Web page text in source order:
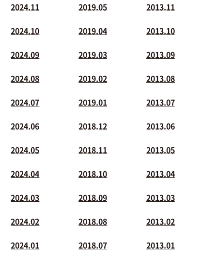
2024.11
2024.10
2024.09
2024.08
2024.07
2024.06
2024.05
2024.04
2024.03
2024.02
2024.01
2019.05
2019.04
2019.03
2019.02
2019.01
2018.12
2018.11
2018.10
2018.09
2018.08
2018.07
2013.11
2013.10
2013.09
2013.08
2013.07
2013.06
2013.05
2013.04
2013.03
2013.02
2013.01